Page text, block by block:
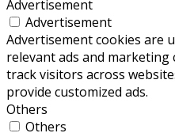
Advertisement
Advertisement
Advertisement cookies are
relevant ads and marketing
track visitors across
provide customized ads.
Others
Others